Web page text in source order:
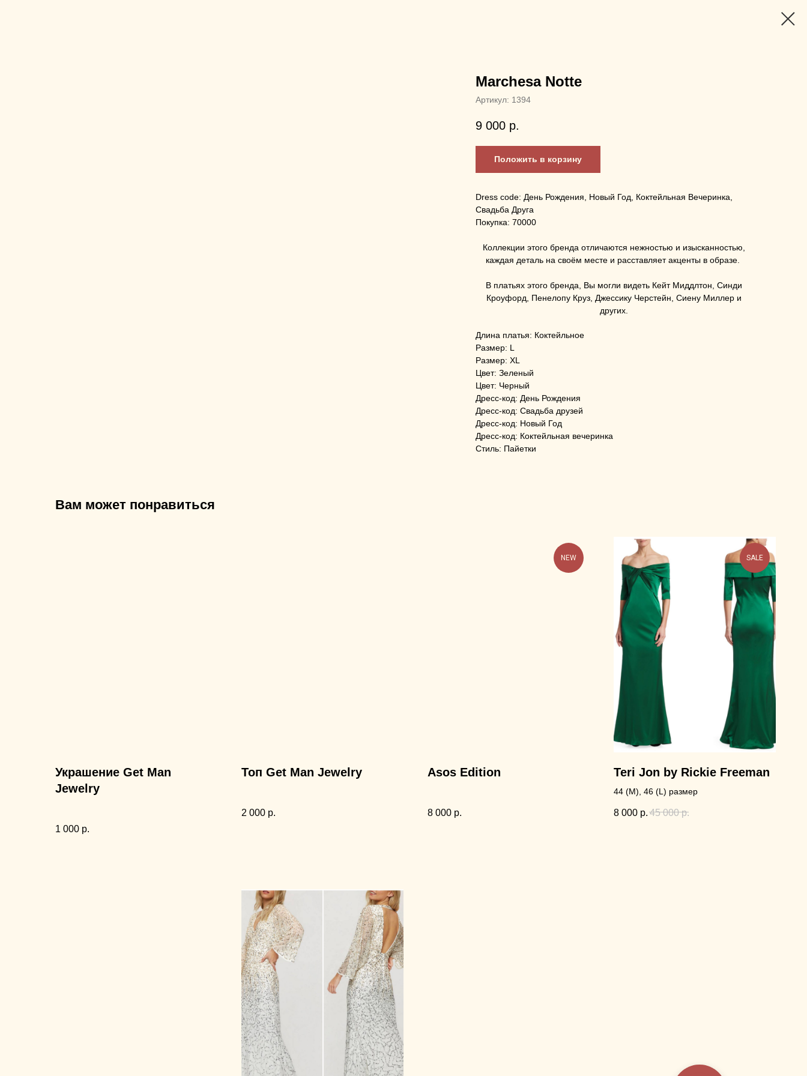
Marchesa Notte
Артикул: 1394
9 000 р.
Положить в корзину
Dress code: День Рождения, Новый Год, Коктейльная Вечеринка,
Свадьба Друга
Покупка: 70000
Коллекции этого бренда отличаются нежностью и изысканностью,
каждая деталь на своём месте и расставляет акценты в образе.
В платьях этого бренда, Вы могли видеть Кейт Миддлтон, Синди
Кроуфорд, Пенелопу Круз, Джессику Черстейн, Сиену Миллер и
других.
Длина платья: Коктейльное
Размер: L
Размер: XL
Цвет: Зеленый
Цвет: Черный
Дресс-код: День Рождения
Дресс-код: Свадьба друзей
Дресс-код: Новый Год
Дресс-код: Коктейльная вечеринка
Стиль: Пайетки
Вам может понравиться
Украшение Get Man
Jewelry
1 000 р.
Топ Get Man Jewelry
2 000 р.
NEW
Asos Edition
8 000 р.
SALE
Teri Jon by Rickie Freeman
44 (M), 46 (L) размер
8 000 р. 45 000 р.